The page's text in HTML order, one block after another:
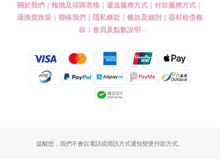
關於我們 ｜ 報價及採購表格 ｜ 運送服務方式 ｜ 付款服務方式 ｜
退換貨政策 ｜ 聯絡我們 ｜ 隱私條款 ｜ 條款及細則 ｜ 器材租借條
款 ｜ 會員及點數說明
提醒您，我們不會以電話或簡訊方式通知變更付款方式。